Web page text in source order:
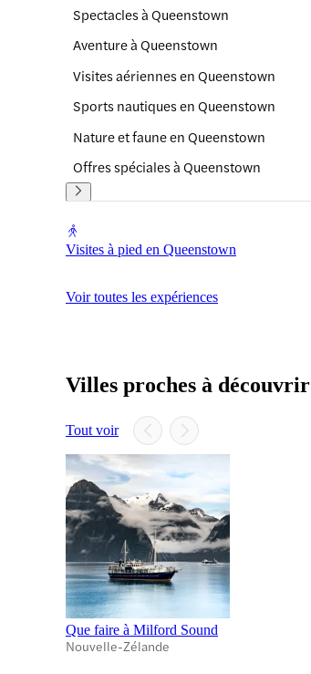
Spectacles à Queenstown
Aventure à Queenstown
Visites aériennes en Queenstown
Sports nautiques en Queenstown
Nature et faune en Queenstown
Offres spéciales à Queenstown
Visites à pied en Queenstown
Voir toutes les expériences
Villes proches à découvrir
Tout voir
Que faire à Milford Sound
Nouvelle-Zélande